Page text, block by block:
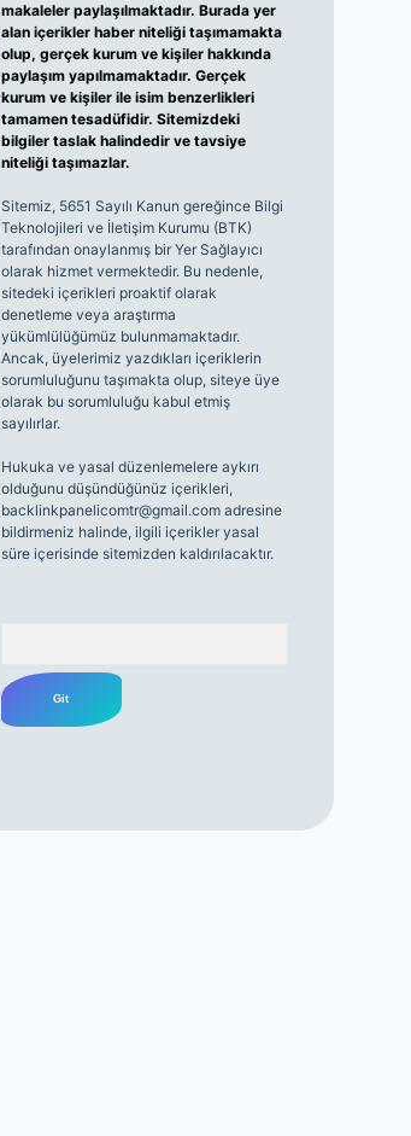
makaleler paylaşılmaktadır. Burada yer
alan içerikler haber niteliği taşımamakta
olup, gerçek kurum ve kişiler hakkında
paylaşım yapılmamaktadır. Gerçek
kurum ve kişiler ile isim benzerlikleri
tamamen tesadüfidir. Sitemizdeki
bilgiler taslak halindedir ve tavsiye
niteliği taşımazlar.
Sitemiz, 5651 Sayılı Kanun gereğince Bilgi
Teknolojileri ve İletişim Kurumu (BTK)
tarafından onaylanmış bir Yer Sağlayıcı
olarak hizmet vermektedir. Bu nedenle,
sitedeki içerikleri proaktif olarak
denetleme veya araştırma
yükümlülüğümüz bulunmamaktadır.
Ancak, üyelerimiz yazdıkları içeriklerin
sorumluluğunu taşımakta olup, siteye üye
olarak bu sorumluluğu kabul etmiş
sayılırlar.
Hukuka ve yasal düzenlemelere aykırı
olduğunu düşündüğünüz içerikleri,
backlinkpanelicomtr@gmail.comadresine
bildirmeniz halinde, ilgili içerikler yasal
süre içerisinde sitemizden kaldırılacaktır.